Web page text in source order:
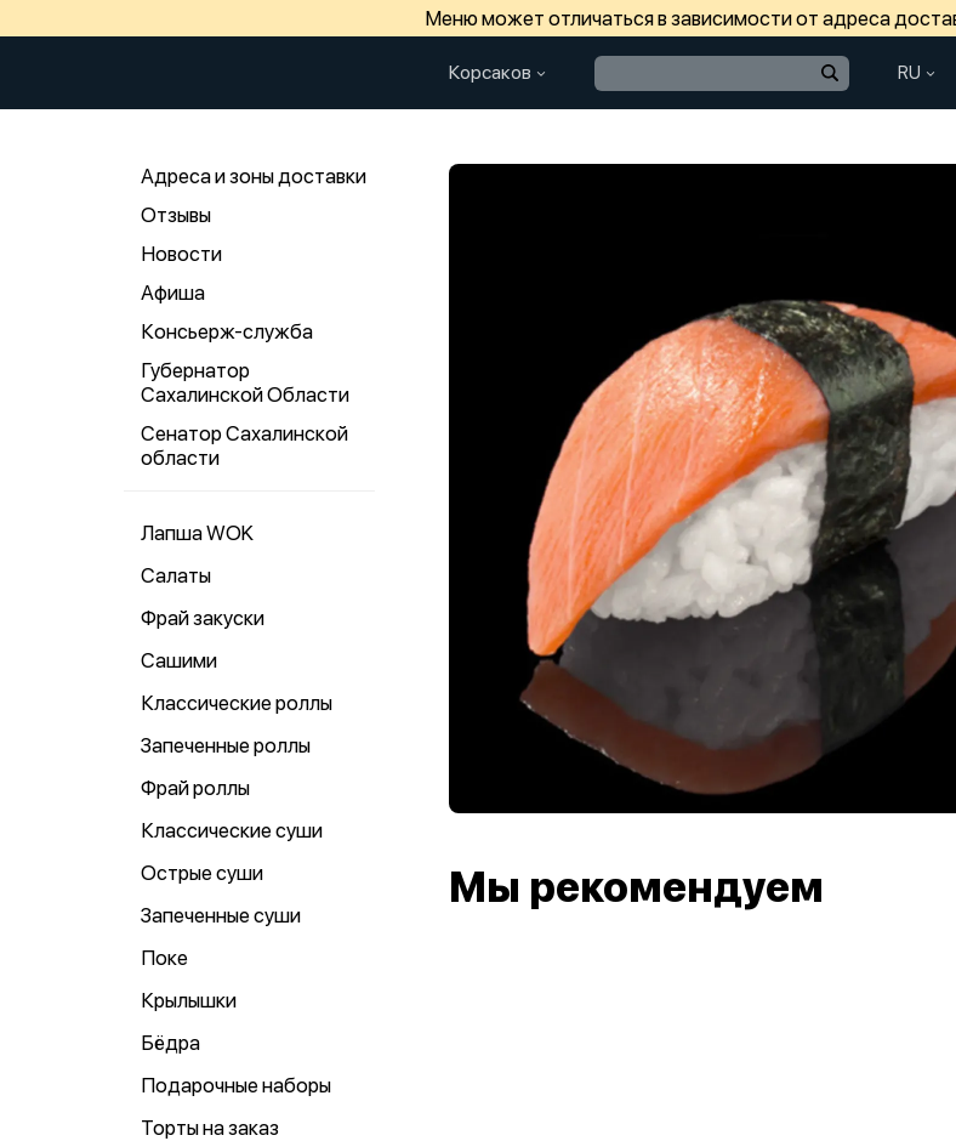
Меню может отличаться в зависимости от адреса
Корсаков RU
Адреса и зоны доставки
Отзывы
Новости
Афиша
Консьерж-служба
Губернатор
Сахалинской Области
Сенатор Сахалинской
области
Лапша WOK
Салаты
Фрай закуски
Сашими
Классические роллы
Запеченные роллы
Фрай роллы
Классические суши
Острые суши
Запеченные суши
Поке
Крылышки
Бёдра
Подарочные наборы
Торты на заказ
Мы рекомендуем